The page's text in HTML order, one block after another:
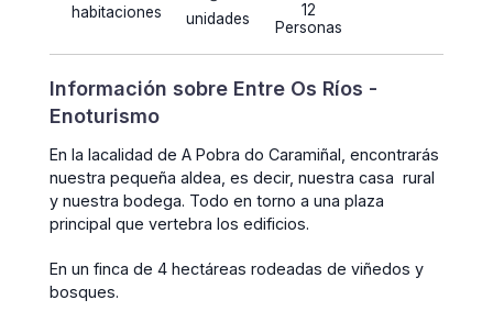
habitaciones
unidades
12
Personas
Información sobre Entre Os Ríos -
Enoturismo
En la lacalidad de A Pobra do Caramiñal, encontrarás
nuestra pequeña aldea, es decir, nuestra casa rural
y nuestra bodega. Todo en torno a una plaza
principal que vertebra los edificios.
En un finca de 4 hectáreas rodeadas de viñedos y
bosques.